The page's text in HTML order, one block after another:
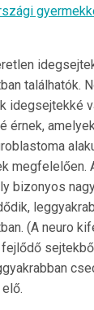
találhatók.
idegsejtekké
érnek,
megfelelően.
bizonyos
(A neuro